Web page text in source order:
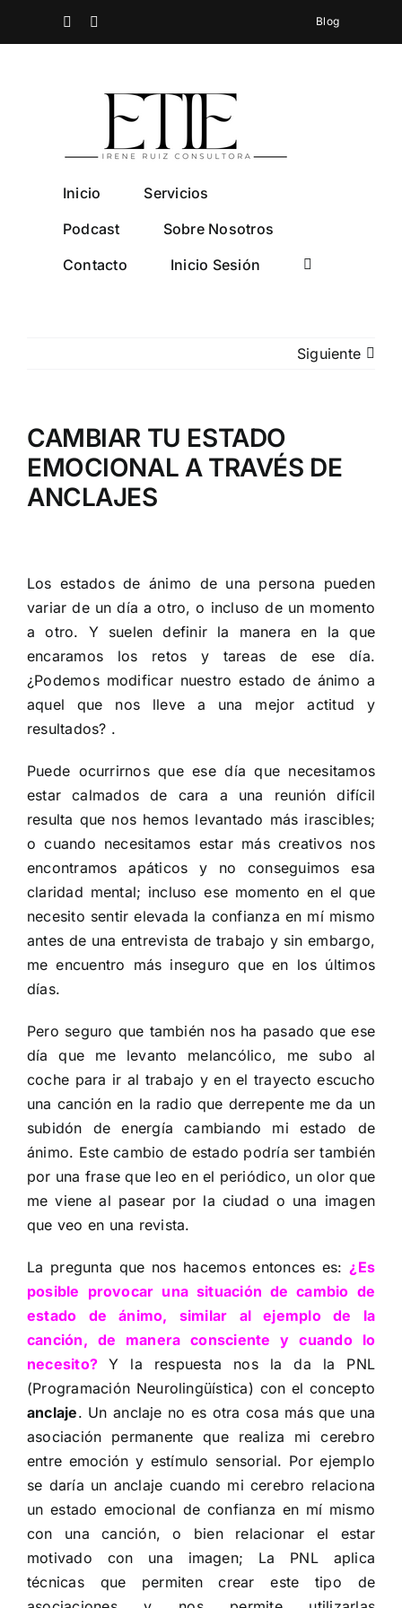
Spotify Blog
Inicio
Servicios
Podcast
Sobre Nosotros
Contacto
Inicio Sesión
Siguiente
CAMBIAR TU ESTADO
EMOCIONAL A TRAVÉS DE
ANCLAJES
Los estados de ánimo de una persona pueden
variar de un día a otro, o incluso de un momento
a otro. Y suelen definir la manera en la que
encaramos los retos y tareas de ese día.
¿Podemos modificar nuestro estado de ánimo a
aquel que nos lleve a una mejor actitud y
resultados? .
Puede ocurrirnos que ese día que necesitamos
estar calmados de cara a una reunión difícil
resulta que nos hemos levantado más irascibles;
o cuando necesitamos estar más creativos nos
encontramos apáticos y no conseguimos esa
claridad mental; incluso ese momento en el que
necesito sentir elevada la confianza en mí mismo
antes de una entrevista de trabajo y sin embargo,
me encuentro más inseguro que en los últimos
días.
Pero seguro que también nos ha pasado que ese
día que me levanto melancólico, me subo al
coche para ir al trabajo y en el trayecto escucho
una canción en la radio que derrepente me da un
subidón de energía cambiando mi estado de
ánimo. Este cambio de estado podría ser también
por una frase que leo en el periódico, un olor que
me viene al pasear por la ciudad o una imagen
que veo en una revista.
La pregunta que nos hacemos entonces es: ¿Es
posible provocar una situación de cambio de
estado de ánimo, similar al ejemplo de la
canción, de manera consciente y cuando lo
necesito?
Y la respuesta nos la da la PNL
(Programación Neurolingüística) con el concepto
anclaje. Un anclaje no es otra cosa más que una
asociación permanente que realiza mi cerebro
entre emoción y estímulo sensorial. Por ejemplo
se daría un anclaje cuando mi cerebro relaciona
un estado emocional de confianza en mí mismo
con una canción, o bien relacionar el estar
motivado con una imagen; La PNL aplica
técnicas que permiten crear este tipo de